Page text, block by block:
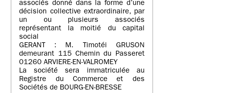
associés donné dans la forme d’une
décision collective extraordinaire, par
un ou plusieurs associés
représentant la moitié du capital
social
GERANT : M. Timotéi GRUSON
demeurant 115 Chemin du Passeret
01260 ARVIERE-EN-VALROMEY
La société sera immatriculée au
Registre du Commerce et des
Sociétés de BOURG-EN-BRESSE